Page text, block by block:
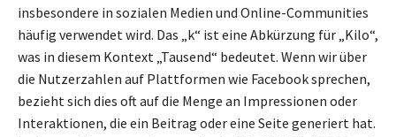
insbesondere in sozialen Medien und Online-Communities
häufig verwendet wird. Das „k“ ist eine Abkürzung für „Kilo“,
was in diesem Kontext „Tausend“ bedeutet. Wenn wir über
die Nutzerzahlen auf Plattformen wie Facebook sprechen,
bezieht sich dies oft auf die Menge an Impressionen oder
Interaktionen, die ein Beitrag oder eine Seite generiert hat.